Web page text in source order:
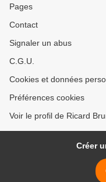
Pages
Contact
Signaler un abus
C.G.U.
Cookies et données
Préférences cookies
Voir le profil de Ricard
Créer